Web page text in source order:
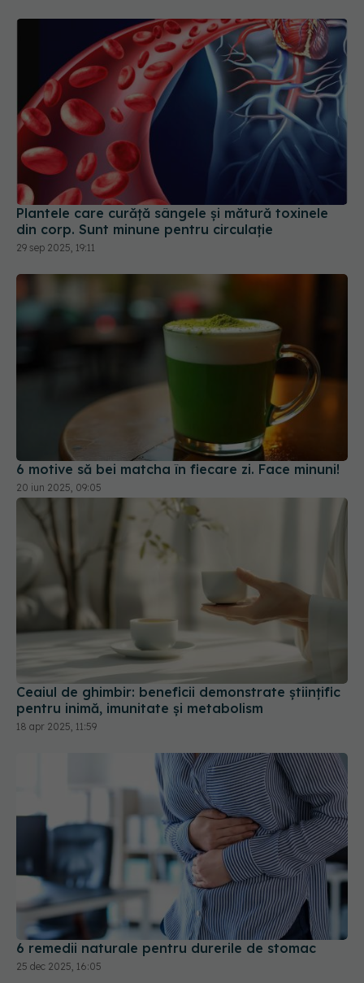
Plantele care curăță sângele și mătură toxinele
din corp. Sunt minune pentru circulație
29 sep 2025, 19:11
6 motive să bei matcha în fiecare zi. Face minuni!
Ceaiul de ghimbir: beneficii demonstrate științific
pentru inimă, imunitate și metabolism
6 remedii naturale pentru durerile de stomac
25 dec 2025, 16:05